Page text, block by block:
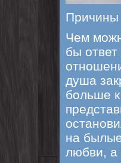
Причины
Чем
бы
душа
больше
на
любви, а